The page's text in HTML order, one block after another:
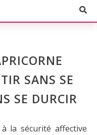
SANS SE
SE DURCIR